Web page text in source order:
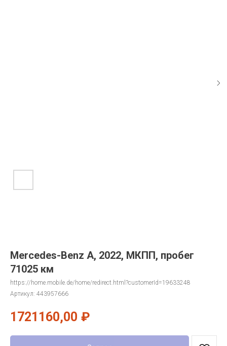
Mercedes-Benz A, 2022, МКПП, пробег
71025 км
https://home.mobile.de/home/redirect.html?customerId=19633248
Артикул: 443957666
1721160,00 ₽